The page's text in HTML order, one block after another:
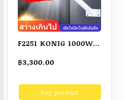
F2251 KONIG 1000W
อาทิตย์ โคมไฟโซล่า
ไฟติดผนัง โคมไฟ
฿3,300.00
Buy product